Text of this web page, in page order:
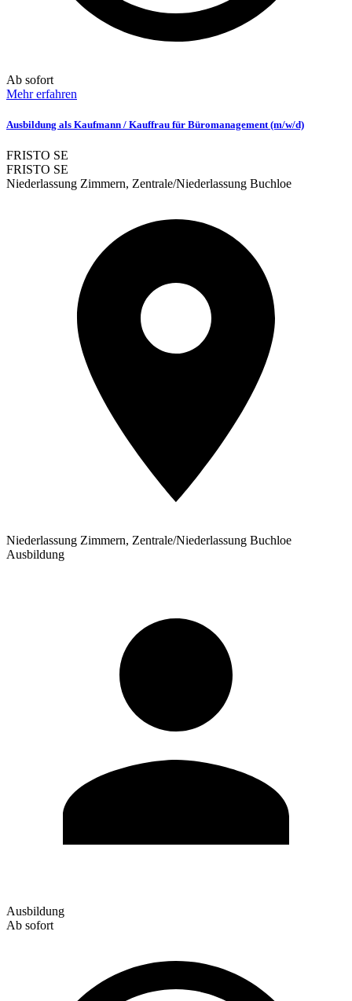
Ab sofort
Mehr erfahren
Ausbildung als Kaufmann / Kauffrau für Büromanagement (m/w/d)
FRISTO SE
FRISTO SE
Niederlassung Zimmern, Zentrale/Niederlassung Buchloe
Niederlassung Zimmern, Zentrale/Niederlassung Buchloe
Ausbildung
Ausbildung
Ab sofort